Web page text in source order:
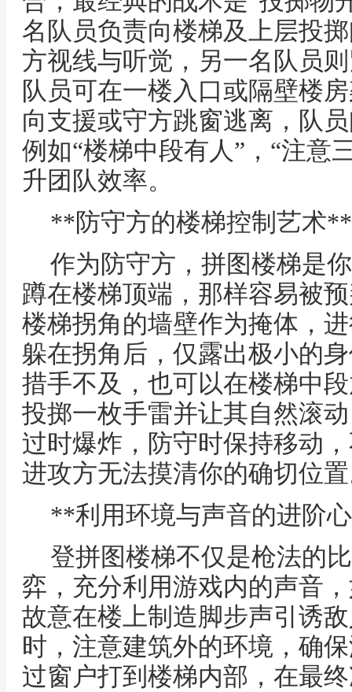
名队员负责向楼梯及上层投
方视线与听觉，另一名队员
队员可在一楼入口或隔壁楼
向支援或守方跳窗逃离，队
例如“楼梯中段有人”，“注意
升团队效率。
**防守方的楼梯控制艺术**
作为防守方，拼图楼梯是
蹲在楼梯顶端，那样容易被
楼梯拐角的墙壁作为掩体，
躲在拐角后，仅露出极小的
措手不及，也可以在楼梯中
投掷一枚手雷并让其自然滚
过时爆炸，防守时保持移动
进攻方无法摸清你的确切位
**利用环境与声音的进阶
登拼图楼梯不仅是枪法的
弈，充分利用游戏内的声音
故意在楼上制造脚步声引诱
时，注意建筑外的环境，确
过窗户打到楼梯内部，在最